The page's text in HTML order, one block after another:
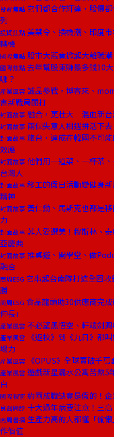
投資焦點 它們都合作輝達，股價
列
投資焦點 美禁令、換機潮、印度
轉機
國際焦點 股市大漲竟掀起大離職
國際焦點 去年幫股東賺最多錢10
哪？
產業風雲 誠品參戰，博客來、
書新戰局開打
封面故事 融合，更壯大 混血新
封面故事 兩個失意人相遇拚活下
封面故事 旅台，達成在韓國不可
效應
封面故事 他們用一道菜、一杯茶
台灣人
封面故事 移工的假日活動變健身
精神
封面故事 黃仁勳、馬斯克也都是
力
封面故事 菲人愛選美！穆斯林、
亞慶典
封面故事 推桌遊、開學堂、做
融合
商周ESG 它串起台南隊打造全回
勝
商周ESG 食品龍頭助30供應商完
伸長」
產業風雲 不必望黑悟空、軒轅劍
產業風雲
《返校》到《九日》都
場力
產業風雲 《OPUS》全球賣破千
產業風雲 遊戲新星漏水公寓苦熬5
白
國際視窗 約兩成職缺竟是假的！
良醫問診 十大過年病要注意！三
商周書摘 生產力高的人都懂「偷
作價值